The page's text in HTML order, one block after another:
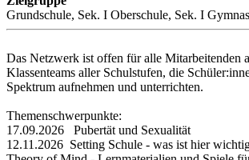
Grundschule, Sek. I Oberschule, Sek. I
Das Netzwerk ist offen für alle Mitarbeitenden
Klassenteams aller Schulstufen, die
Spektrum aufnehmen und unterrichten.
Themenschwerpunkte:
17.09.2026 Pubertät und Sexualität
12.11.2026 Setting Schule - was ist hier